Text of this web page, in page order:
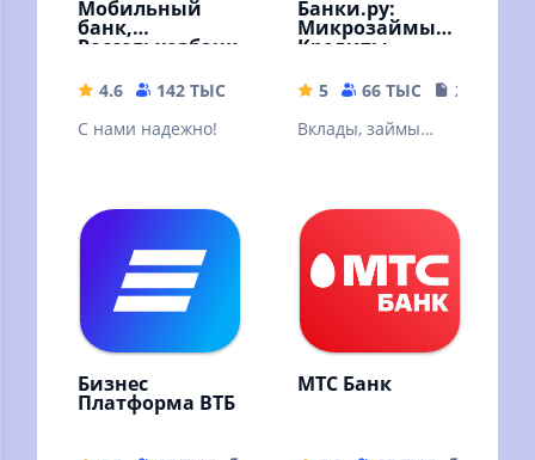
Мобильный
банк,
Россельхозбанк
4.6 142 ТЫС
64.98 MB
С нами надежно!
Банки.ру:
Микрозаймы,
Кредиты
5 66 ТЫС
22.19 MB
Вклады, займы
ипотека. Курсы
валют
Бизнес
Платформа ВТБ
МТС Банк